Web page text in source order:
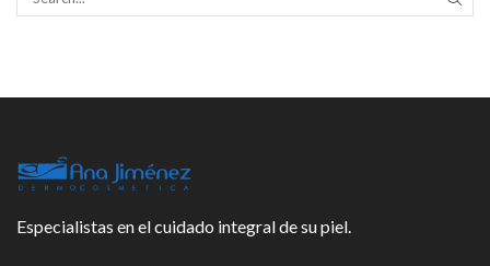
Especialistas en el cuidado integral de su piel.